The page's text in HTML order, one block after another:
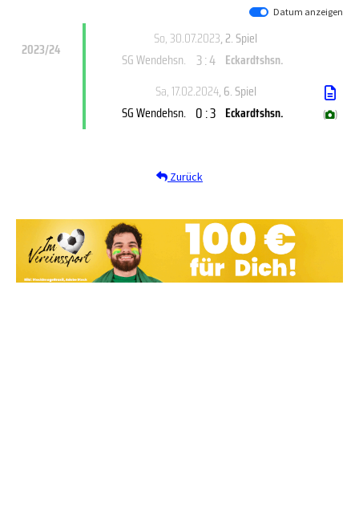
Datum anzeigen
2023/24
So, 30.07.2023, 2. Spiel
SG Wendehsn. 3 : 4 Eckardtshsn.
Sa, 17.02.2024, 6. Spiel
SG Wendehsn. 0 : 3 Eckardtshsn. ( )
Zurück